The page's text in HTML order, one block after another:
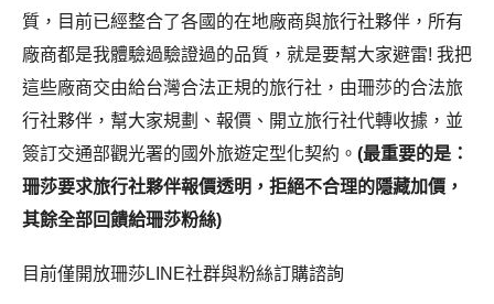
質，目前已經整合了各國的在地廠商與旅行社夥伴，所有
廠商都是我體驗過驗證過的品質，就是要幫大家避雷! 我把
這些廠商交由給台灣合法正規的旅行社，由珊莎的合法旅
行社夥伴，幫大家規劃、報價、開立旅行社代轉收據，並
簽訂交通部觀光署的國外旅遊定型化契約。 (最重要的是：
珊莎要求旅行社夥伴報價透明，拒絕不合理的隱藏加價，
其餘全部回饋給珊莎粉絲)
目前僅開放珊莎LINE社群與粉絲訂購諮詢